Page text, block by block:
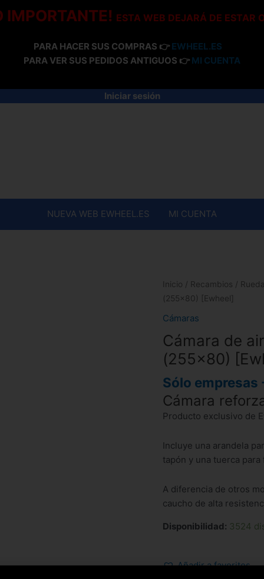
IMPORTANTE! ESTA WEB DEJARÁ DE ESTAR
PARA HACER SUS COMPRAS 👉 EWHEEL.ES
PARA VER SUS PEDIDOS ANTIGUOS 👉 MI CUENTA
Iniciar sesión
NUEVA WEB EWHEEL.ES MI CUENTA
Inicio / Recambios /
(255×80) [Ewheel]
Cámaras
Cámara de
(255×80)
Sólo empresas
Cámara
Producto exclusivo de
Incluye una arandela
tapón y una tuerca
A diferencia de otros
caucho de alta
Disponibilidad: 3524
Añadir a favoritos